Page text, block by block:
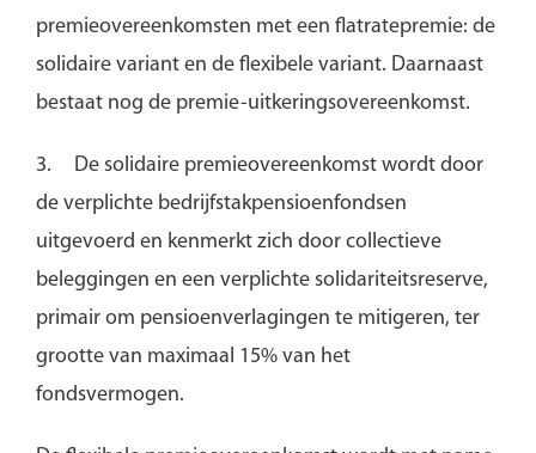
premieovereenkomsten met een flatratepremie: de
solidaire variant en de flexibele variant. Daarnaast
bestaat nog de premie-uitkeringsovereenkomst.
3.
De solidaire premieovereenkomst wordt door
de verplichte bedrijfstakpensioenfondsen
uitgevoerd en kenmerkt zich door collectieve
beleggingen en een verplichte solidariteitsreserve,
primair om pensioenverlagingen te mitigeren, ter
grootte van maximaal 15% van het
fondsvermogen.